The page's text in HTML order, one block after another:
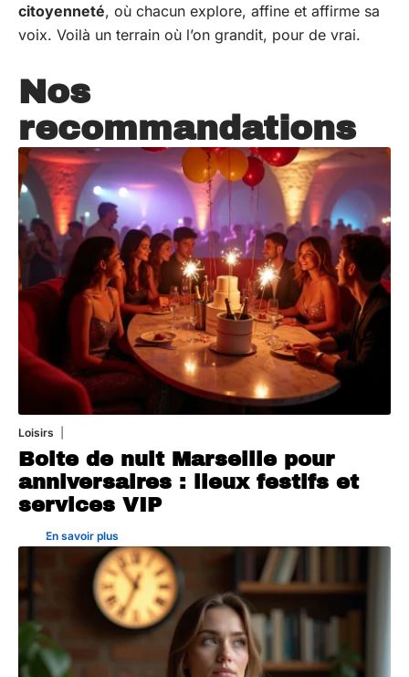
citoyenneté, où chacun explore, affine et affirme sa
voix. Voilà un terrain où l’on grandit, pour de vrai.
Nos
recommandations
Loisirs
Boite de nuit Marseille pour
anniversaires : lieux festifs et
services VIP
En savoir plus